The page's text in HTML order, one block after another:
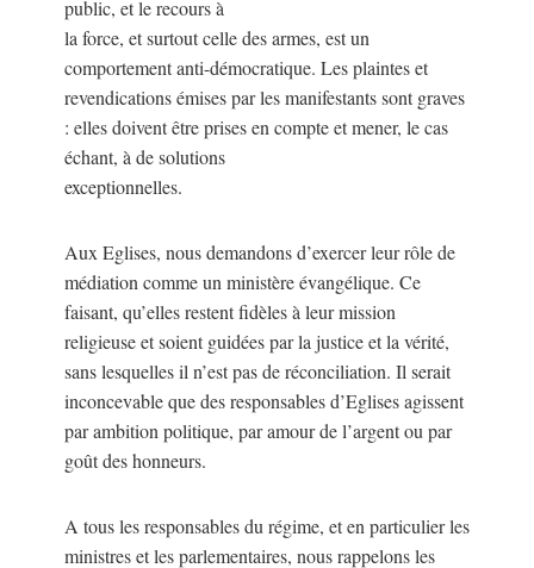
public, et le recours à
la force, et surtout celle des armes, est un
comportement anti-démocratique. Les plaintes et
revendications émises par les manifestants sont graves
: elles doivent être prises en compte et mener, le cas
échant, à de solutions
exceptionnelles.
Aux Eglises, nous demandons d’exercer leur rôle de
médiation comme un ministère évangélique. Ce
faisant, qu’elles restent fidèles à leur mission
religieuse et soient guidées par la justice et la vérité,
sans lesquelles il n’est pas de réconciliation. Il serait
inconcevable que des responsables d’Eglises agissent
par ambition politique, par amour de l’argent ou par
goût des honneurs.
A tous les responsables du régime, et en particulier les
ministres et les parlementaires, nous rappelons les